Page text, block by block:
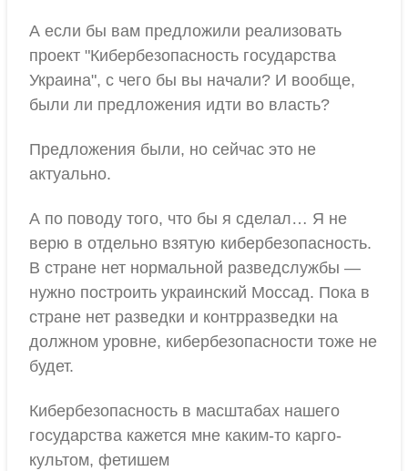
А если бы вам предложили реализовать
проект "Кибербезопасность государства
Украина", с чего бы вы начали? И вообще,
были ли предложения идти во власть?
Предложения были, но сейчас это не
актуально.
А по поводу того, что бы я сделал… Я не
верю в отдельно взятую кибербезопасность.
В стране нет нормальной разведслужбы —
нужно построить украинский Моссад. Пока в
стране нет разведки и контрразведки на
должном уровне, кибербезопасности тоже не
будет.
Кибербезопасность в масштабах нашего
государства кажется мне каким-то карго-
культом, фетишем